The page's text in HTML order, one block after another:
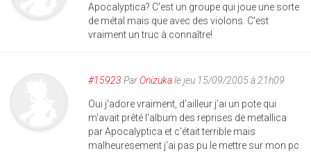
Apocalyptica? C'est un groupe qui joue une sorte
de métal mais que avec des violons. C'est
vraiment un truc à connaître!
#15923 ParOnizukale jeu 15/09/2005 à 21h09
Oui j'adore vraiment, d'ailleur j'ai un pote qui
m'avait prêté l'album des reprises de metallica
par Apocalyptica et c'était terrible mais
malheuresement j'ai pas pu le mettre sur mon pc